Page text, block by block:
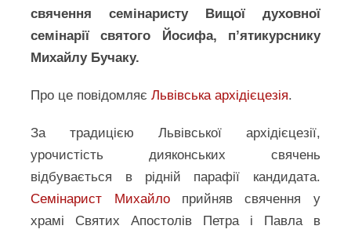
свячення семінаристу Вищої духовної
семінарії святого Йосифа, п’ятикурснику
Михайлу Бучаку.
Про це повідомляєЛьвівська архідієцезія.
За традицією Львівської архідієцезії,
урочистість дияконських свячень
відбувається в рідній парафії кандидата.
Семінарист Михайлоприйняв свячення у
храмі Святих Апостолів Петра і Павла в